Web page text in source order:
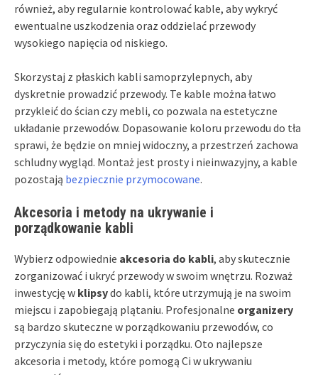
również, aby regularnie kontrolować kable, aby wykryć
ewentualne uszkodzenia oraz oddzielać przewody
wysokiego napięcia od niskiego.
Skorzystaj z płaskich kabli samoprzylepnych, aby
dyskretnie prowadzić przewody. Te kable można łatwo
przykleić do ścian czy mebli, co pozwala na estetyczne
układanie przewodów. Dopasowanie koloru przewodu do tła
sprawi, że będzie on mniej widoczny, a przestrzeń zachowa
schludny wygląd. Montaż jest prosty i nieinwazyjny, a kable
pozostają bezpiecznie przymocowane.
Akcesoria i metody na ukrywanie i
porządkowanie kabli
Wybierz odpowiednie akcesoria do kabli, aby skutecznie
zorganizować i ukryć przewody w swoim wnętrzu. Rozważ
inwestycję w klipsydo kabli, które utrzymują je na swoim
miejscu i zapobiegają plątaniu. Profesjonalne organizery
są bardzo skuteczne w porządkowaniu przewodów, co
przyczynia się do estetyki i porządku. Oto najlepsze
akcesoria i metody, które pomogą Ci w ukrywaniu